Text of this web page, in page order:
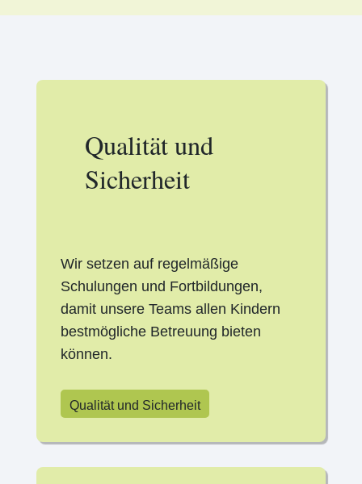
Qualität und
Sicherheit
Wir setzen auf regelmäßige
Schulungen und Fortbildungen,
damit unsere Teams allen Kindern
bestmögliche Betreuung bieten
können.
Qualität und Sicherheit